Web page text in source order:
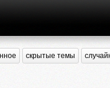
скрытые темы